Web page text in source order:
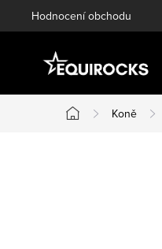
na
Hodnocení obchodu
Domů
Koně